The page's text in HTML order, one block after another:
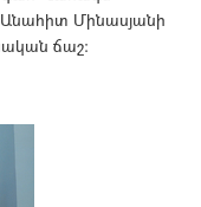
Մինասյանի
ճաշ: